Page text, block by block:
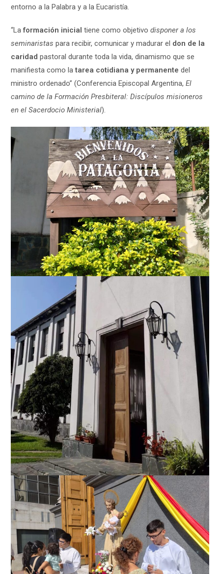
entorno a la Palabra y a la Eucaristía.
“Laformación inicial tiene como objetivodisponer a los
seminaristaspara recibir, comunicar y madurar el don de la
caridad pastoral durante toda la vida, dinamismo que se
manifiesta como latarea cotidiana y permanente del
ministro ordenado” (Conferencia Episcopal Argentina,El
camino de la Formación Presbiteral: Discípulos misioneros
en el Sacerdocio Ministerial).